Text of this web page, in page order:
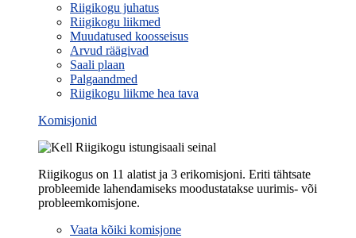
Riigikogu juhatus
Riigikogu liikmed
Muudatused koosseisus
Arvud räägivad
Saali plaan
Palgaandmed
Riigikogu liikme hea tava
Komisjonid
Riigikogus on 11 alatist ja 3 erikomisjoni. Eriti tähtsate
probleemide lahendamiseks moodustatakse uurimis- või
probleemkomisjone.
Vaata kõiki komisjone